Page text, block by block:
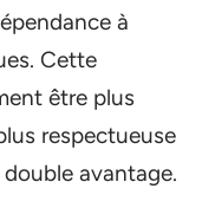
à
Cette
être plus
respectueuse
avantage.